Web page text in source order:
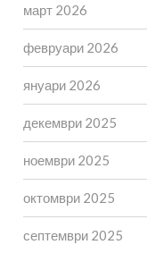
март 2026
февруари 2026
януари 2026
декември 2025
ноември 2025
октомври 2025
септември 2025